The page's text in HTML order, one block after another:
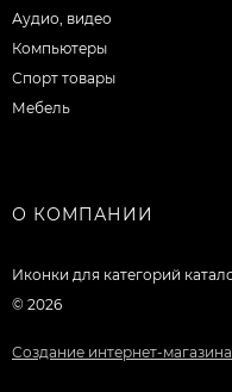
Аудио, видео
Компьютеры
Спорт товары
Мебель
О КОМПАНИИ
Иконки для категорий
© 2026
Создание интернет-магазина